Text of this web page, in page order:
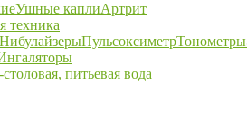
Ушные каплиАртрит
техника
НибулайзерыПульсоксиметрТонометры
питьевая вода